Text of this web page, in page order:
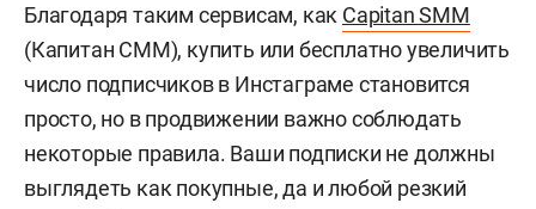
Благодаря таким сервисам, как Capitan SMM
(Капитан СММ), купить или бесплатно увеличить
число подписчиков в Инстаграме становится
просто, но в продвижении важно соблюдать
некоторые правила. Ваши подписки не должны
выглядеть как покупные, да и любой резкий